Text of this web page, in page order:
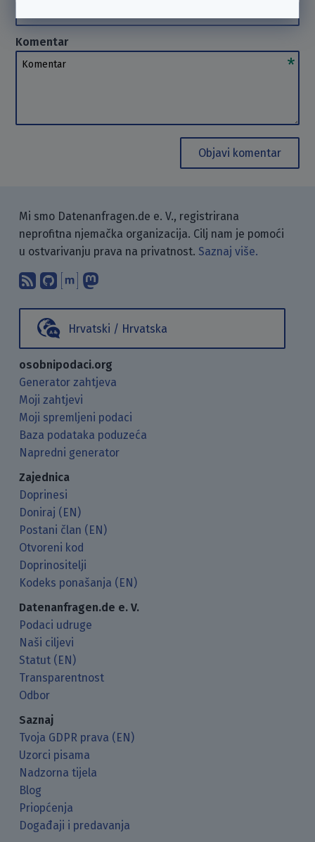
Komentar
Komentar
Objavi komentar
Mi smo Datenanfragen.de e. V., registrirana
neprofitna njemačka organizacija. Cilj nam je pomoći
u ostvarivanju prava na privatnost. Saznaj više.
Pretplati se na naš blog koristeći
Pronađi nas na GitHubu.
Raspravljaj s nama putem
Hrvatski / Hrvatska
osobnipodaci.org
Generator zahtjeva
Moji zahtjevi
Moji spremljeni podaci
Baza podataka poduzeća
Napredni generator
Zajednica
Doprinesi
Doniraj (EN)
Postani član (EN)
Otvoreni kod
Doprinositelji
Kodeks ponašanja (EN)
Datenanfragen.de e. V.
Podaci udruge
Naši ciljevi
Statut (EN)
Transparentnost
Odbor
Saznaj
Tvoja GDPR prava (EN)
Uzorci pisama
Nadzorna tijela
Blog
Priopćenja
Događaji i predavanja